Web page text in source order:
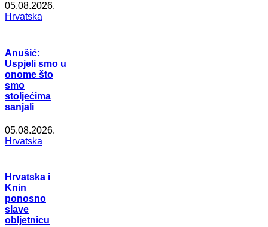
05.08.2026.
Hrvatska
Anušić:
Uspjeli smo u
onome što
smo
stoljećima
sanjali
05.08.2026.
Hrvatska
Hrvatska i
Knin
ponosno
slave
obljetnicu